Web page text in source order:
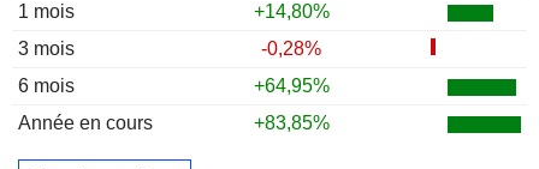
1 mois
+14,80%
3 mois
-0,28%
6 mois
+64,95%
Année en cours
+83,85%